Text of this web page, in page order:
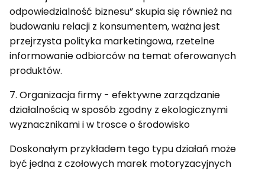
odpowiedzialność biznesu” skupia się również na
budowaniu relacji z konsumentem, ważna jest
przejrzysta polityka marketingowa, rzetelne
informowanie odbiorców na temat oferowanych
produktów.
7. Organizacja firmy - efektywne zarządzanie
działalnością w sposób zgodny z ekologicznymi
wyznacznikami i w trosce o środowisko
Doskonałym przykładem tego typu działań może
być jedna z czołowych marek motoryzacyjnych